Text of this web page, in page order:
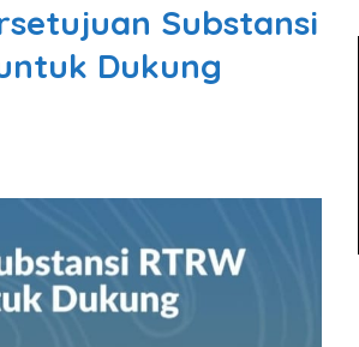
Substansi
Dukung